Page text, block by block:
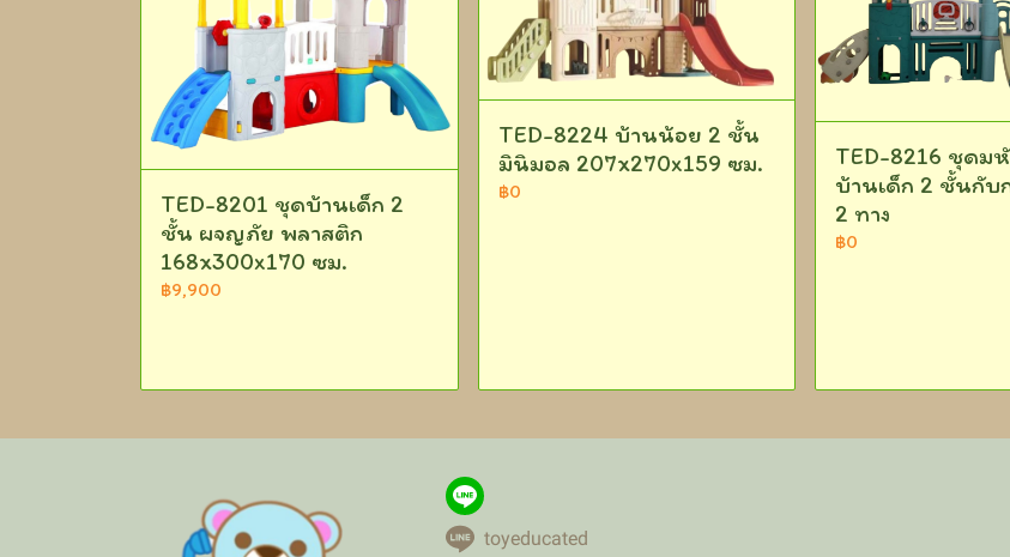
TED-8201 ชุดบ้านเด็ก 2
ชั้น ผจญภัย พลาสติก
168x300x170 ซม.
฿9,900
TED-8224 บ้านน้อย 2 ชั้น
มินิมอล 207x270x159 ซม.
฿0
TED-8216 ชุดม
บ้านเด็ก 2 ชั้นกับ
2 ทาง
฿0
toyeducated